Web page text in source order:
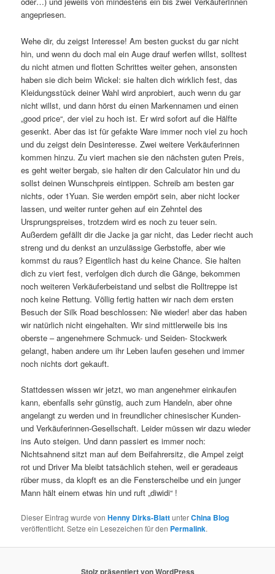
angepriesen.
Wehe dir, du zeigst Interesse! Am besten guckst du gar nicht
hin, und wenn du doch mal ein Auge drauf werfen willst, solltest
du nicht atmen und flotten Schrittes weiter gehen, ansonsten
haben sie dich beim Wickel: sie halten dich wirklich fest, das
Kleidungsstück deiner Wahl wird anprobiert, auch wenn du gar
nicht willst, und dann hörst du einen Markennamen und einen
„good price“, der viel zu hoch ist. Er wird sofort auf die Hälfte
gesenkt. Aber das ist für gefakte Ware immer noch viel zu hoch
und du zeigst dein Desinteresse. Zwei weitere Verkäuferinnen
kommen hinzu. Zu viert machen sie den nächsten guten Preis,
es geht weiter bergab, sie halten dir den Calculator hin und du
sollst deinen Wunschpreis eintippen. Schreib am besten gar
nichts, oder 1Yuan. Sie werden empört sein, aber nicht locker
lassen, und weiter runter gehen auf ein Zehntel des
Ursprungspreises, trotzdem wird es noch zu teuer sein.
Außerdem gefällt dir die Jacke ja gar nicht, das Leder riecht auch
streng und du denkst an unzulässige Gerbstoffe, aber wie
kommst du raus? Eigentlich hast du keine Chance. Sie halten
dich zu viert fest, verfolgen dich durch die Gänge, bekommen
noch weiteren Verkäuferbeistand und selbst die Rolltreppe ist
noch keine Rettung. Völlig fertig hatten wir nach dem ersten
Besuch der Silk Road beschlossen: Nie wieder! aber das haben
wir natürlich nicht eingehalten. Wir sind mittlerweile bis ins
oberste – angenehmere Schmuck- und Seiden- Stockwerk
gelangt, haben andere um ihr Leben laufen gesehen und immer
noch nichts dort gekauft.
Stattdessen wissen wir jetzt, wo man angenehmer einkaufen
kann, ebenfalls sehr günstig, auch zum Handeln, aber ohne
angelangt zu werden und in freundlicher chinesischer Kunden-
und Verkäuferinnen-Gesellschaft. Leider müssen wir dazu wieder
ins Auto steigen. Und dann passiert es immer noch:
Nichtsahnend sitzt man auf dem Beifahrersitz, die Ampel zeigt
rot und Driver Ma bleibt tatsächlich stehen, weil er geradeaus
rüber muss, da klopft es an die Fensterscheibe und ein junger
Mann hält einem etwas hin und ruft „diwidi“ !
Dieser Eintrag wurde vonHenny Dirks-BlattunterChina Blog
veröffentlicht. Setze ein Lesezeichen für den Permalink.
Stolz präsentiert von WordPress